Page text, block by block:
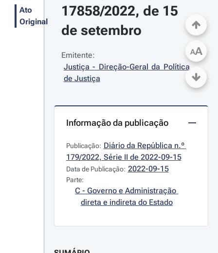
Ato
Original
17858/2022, de 15
de setembro
Emitente:
Justiça - Direção-Geral da Política
de Justiça
Informação da publicação
Publicação: Diário da República n.º
179/2022, Série II de 2022-09-15
Data de Publicação: 2022-09-15
Parte:
C - Governo e Administração
direta e indireta do Estado
AA